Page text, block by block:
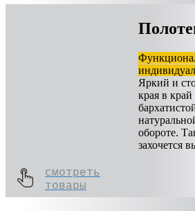
Яркий и
края в край
обороте.
захочется
смотреть
товары